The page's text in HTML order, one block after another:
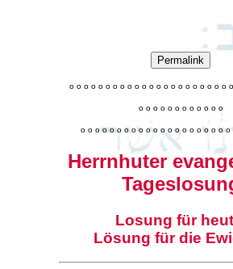
Permalink
o o o o o o o o o o o o o o o o o o o o o o o
o o o o o o o o o o o o
o o o o o o o o o o o o o o o o o o o o o
Herrnhuter
Losung für
Lösung für die